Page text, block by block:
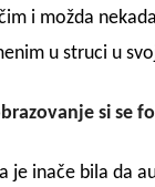
i možda
u struci u
si se
je inače bila da